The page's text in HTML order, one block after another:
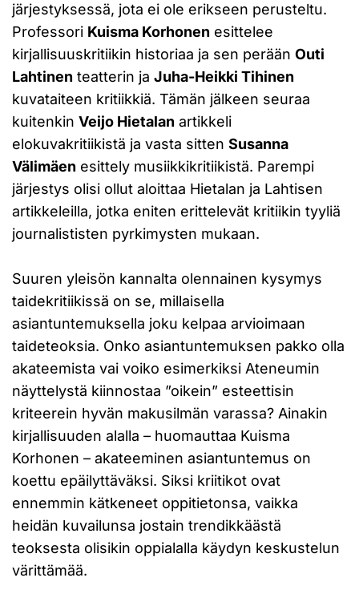
järjestyksessä, jota ei ole erikseen perusteltu.
Professori Kuisma Korhonen esittelee
kirjallisuuskritiikin historiaa ja sen perään Outi
Lahtinen teatterin ja Juha-Heikki Tihinen
kuvataiteen kritiikkiä. Tämän jälkeen seuraa
kuitenkin Veijo Hietalan artikkeli
elokuvakritiikistä ja vasta sitten Susanna
Välimäen esittely musiikkikritiikistä. Parempi
järjestys olisi ollut aloittaa Hietalan ja Lahtisen
artikkeleilla, jotka eniten erittelevät kritiikin tyyliä
journalististen pyrkimysten mukaan.
Suuren yleisön kannalta olennainen kysymys
taidekritiikissä on se, millaisella
asiantuntemuksella joku kelpaa arvioimaan
taideteoksia. Onko asiantuntemuksen pakko olla
akateemista vai voiko esimerkiksi Ateneumin
näyttelystä kiinnostaa ”oikein” esteettisin
kriteerein hyvän makusilmän varassa? Ainakin
kirjallisuuden alalla – huomauttaa Kuisma
Korhonen – akateeminen asiantuntemus on
koettu epäilyttäväksi. Siksi kriitikot ovat
ennemmin kätkeneet oppitietonsa, vaikka
heidän kuvailunsa jostain trendikkäästä
teoksesta olisikin oppialalla käydyn keskustelun
värittämää.